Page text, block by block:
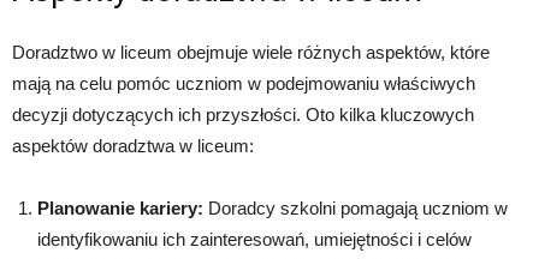
Doradztwo w liceum obejmuje wiele różnych aspektów, które
mają na celu pomóc uczniom w podejmowaniu właściwych
decyzji dotyczących ich przyszłości. Oto kilka kluczowych
aspektów doradztwa w liceum:
Planowanie kariery: Doradcy szkolni pomagają uczniom w
identyfikowaniu ich zainteresowań, umiejętności i celów